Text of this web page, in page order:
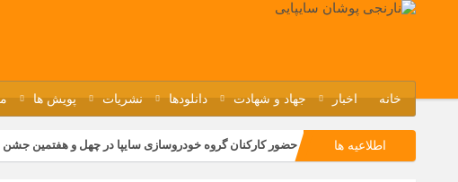
خانه اخبار جهاد و شهادت دانلودها نشریات پویش ها
اطلاعیه ها حضور کارکنان گروه خودروسازی سایپا در چهل و هفتمین جشن